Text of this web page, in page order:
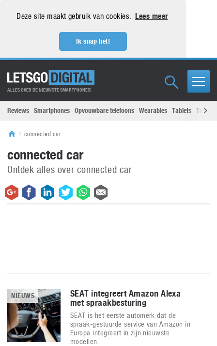
Deze site maakt gebruik van cookies. Lees meer
Ik snap het!
ALLES OVER DE NIEUWSTE SMARTPHONES!
Reviews Smartphones Opvouwbare telefoons Wearables Tablets
connected car
connected car
Ontdek alles over connected car
NIEUWS
SEAT integreert Amazon Alexa
met spraakbesturing
SEAT is het eerste automerk dat de
spraak-gestuurde service van Amazon in
Europa integreert in zijn nieuwste
modellen.